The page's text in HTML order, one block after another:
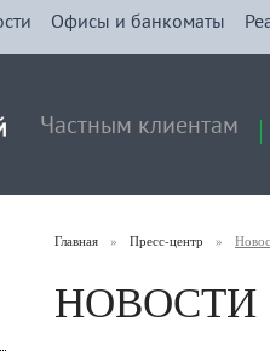
Офисы и банкоматы
Частным клиентам
Главная » Пресс-центр »
НОВОСТИ